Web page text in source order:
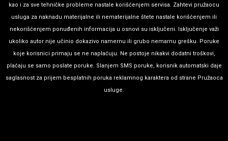
kao i za sve tehničke probleme nastale korišćenjem servisa. Zahtevi pružaocu
usluga za naknadu materijalne ili nematerijalne štete nastale korišćenjem ili
nekorišćenjem ponuđenih informacija u osnovi su isključeni. Isključenje važi
ukoliko autor nije učinio dokazivo namernu ili grubo nemarnu grešku. Poruke
koje korisnici primaju se ne naplaćuju. Ne postoje nikakvi dodatni troškovi,
plaćaju se samo poslate poruke. Slanjem SMS poruke, korisnik automatski daje
saglasnost za prijem besplatnih poruka reklamnog karaktera od strane Pružaoca
usluge.